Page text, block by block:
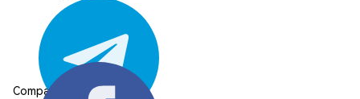
Compartilhar: